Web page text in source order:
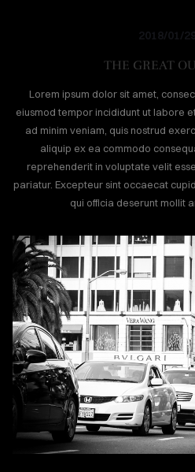
Sign
in
2018/01/
THE GREAT
Lorem ipsum dolor sit amet,
eiusmod tempor incididunt ut labore
ad minim veniam, quis nostrud
aliquip ex ea commodo
reprehenderit in voluptate velit
pariatur. Excepteur sint occaecat
qui officia deserunt mollit